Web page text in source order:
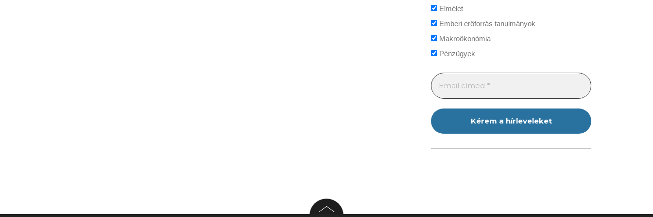
Elmélet
Emberi erőforrás tanulmányok
Makroökonómia
Pénzügyek